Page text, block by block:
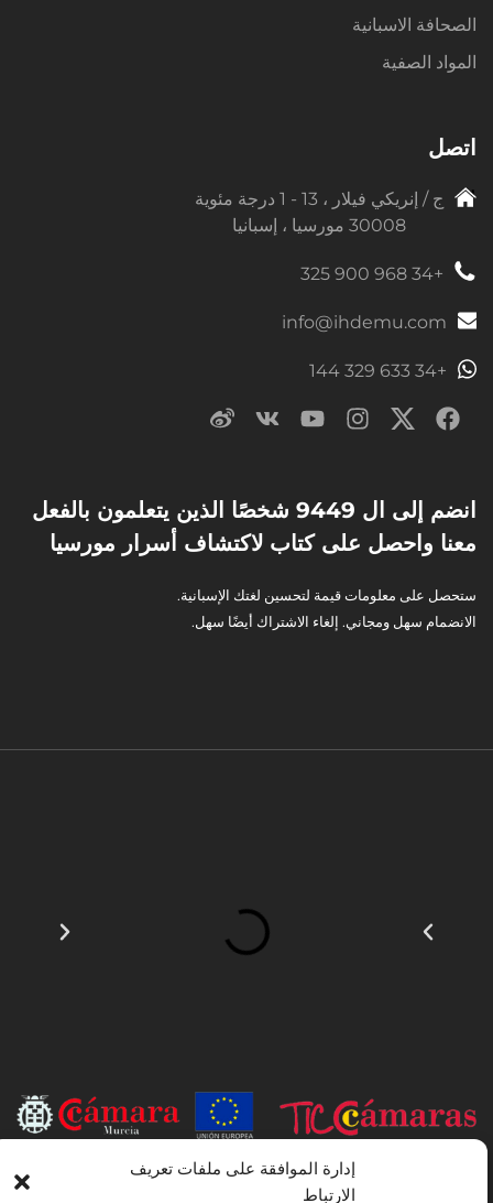
إدارة الموافقة على ملفات تعريف
الارتباط
الصحافة الاسبانية
المواد الصفية
اتصل
ج / إنريكي فيلار ، 13 - 1 درجة مئوية
30008 مورسيا ، إسبانيا
+34 968 900 325
info@ihdemu.com
+34 633 329 144
انضم إلى ال 9449 شخصًا الذين يتعلمون بالفعل
معنا واحصل على كتاب لاكتشاف أسرار مورسيا
ستحصل على معلومات قيمة لتحسين لغتك الإسبانية.
الانضمام سهل ومجاني. إلغاء الاشتراك أيضًا سهل.